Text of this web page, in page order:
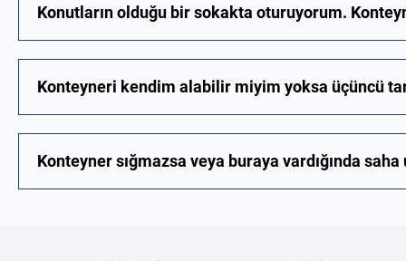
Konutların olduğu bir sokakta oturuyorum.
Konteyneri kendim alabilir miyim yoksa üçüncü
Konteyner sığmazsa veya buraya vardığında